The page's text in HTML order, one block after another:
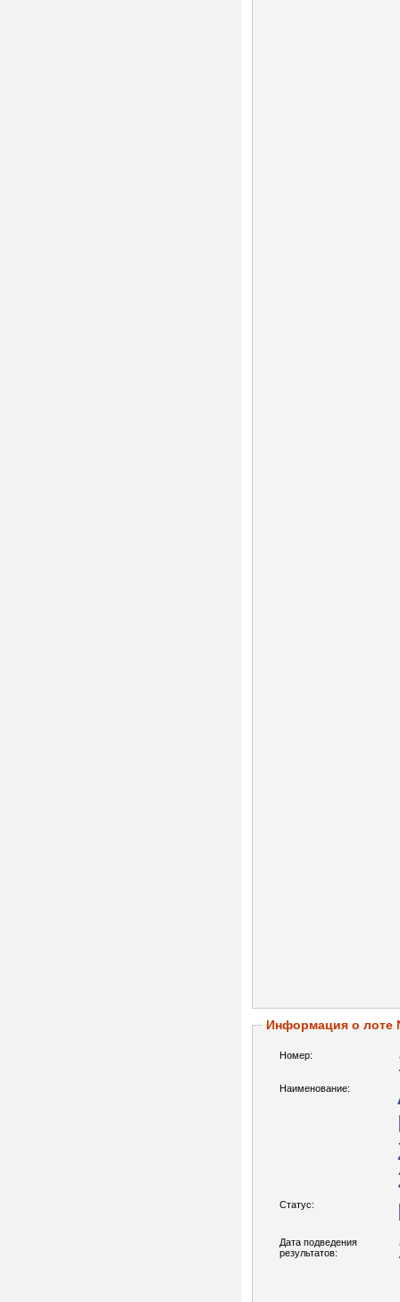
Информация о лоте
Номер:
Наименование:
Статус:
Дата подведения
результатов: